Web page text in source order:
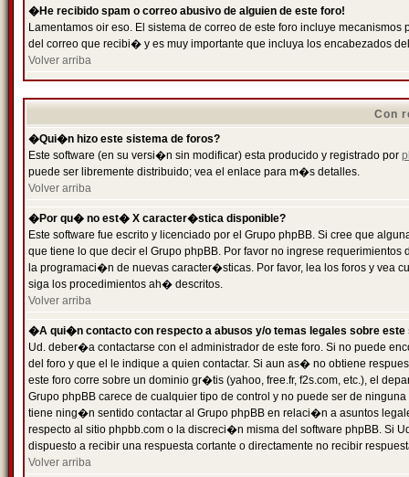
�He recibido spam o correo abusivo de alguien de este foro!
Lamentamos oir eso. El sistema de correo de este foro incluye
del correo que recibi� y es muy importante que incluya los encabezados
Volver arriba
Con
�Qui�n hizo este sistema de foros?
Este software (en su versi�n sin modificar) esta producido y registrado por
puede ser libremente distribuido; vea el enlace para m�s detalles.
Volver arriba
�Por qu� no est� X caracter�stica disponible?
Este software fue escrito y licenciado por el Grupo phpBB. Si cree que
que tiene lo que decir el Grupo phpBB. Por favor no ingrese
la programaci�n de nuevas caracter�sticas. Por favor, lea los foros y vea
siga los procedimientos ah� descritos.
Volver arriba
�A qui�n contacto con respecto a abusos y/o temas legales sobre este
Ud. deber�a contactarse con el administrador de este foro. Si no puede
del foro y que el le indique a quien contactar. Si aun as� no obtiene
este foro corre sobre un dominio gr�tis (yahoo, free.fr, f2s.com, etc.), el
Grupo phpBB carece de cualquier tipo de control y no puede ser de
tiene ning�n sentido contactar al Grupo phpBB en relaci�n a asuntos
respecto al sitio phpbb.com o la discreci�n misma del software phpBB. Si
dispuesto a recibir una respuesta cortante o directamente no recibir
Volver arriba